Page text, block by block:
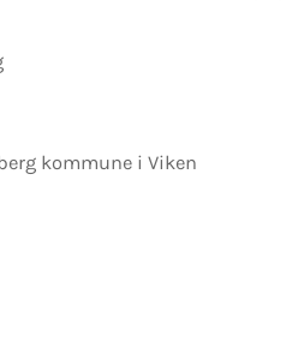
kommune i Viken